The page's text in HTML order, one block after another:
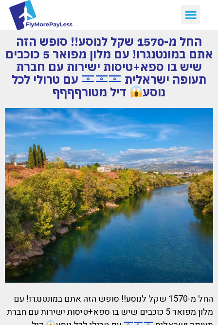
החל מ-1570 שקל לנוסע!! סופש הזה
אתם במונטנגרו! עם מלון מפואר 5 כוכבים
שיש בו ספא+טיסות ישירות עם חברת
תעופה ישראלית
עם טרולי לכל
נוסע
דיל מטורףףףף
החל מ-1570 שקל לנוסע!! סופש הזה אתם במונטנגרו! עם
מלון מפואר 5 כוכבים שיש בו ספא+טיסות ישירות עם חברת